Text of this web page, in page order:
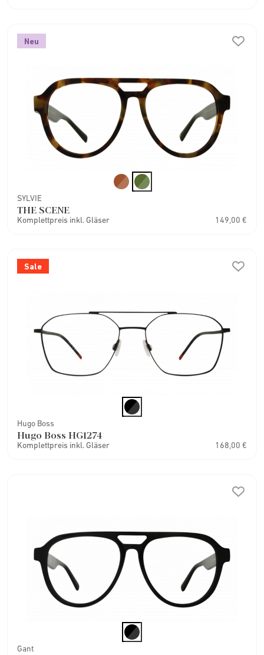
Neu
SYLVIE
THE SCENE
Komplettpreis inkl. Gläser 149,00 €
Sale
Hugo Boss
Hugo Boss HG1274
Komplettpreis inkl. Gläser 168,00 €
Gant